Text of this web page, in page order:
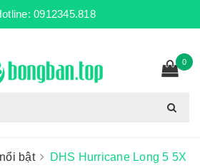
0912345.818
0
bật DHS Hurricane Long 5 5X